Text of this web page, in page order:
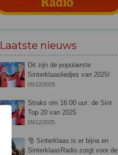
Laatste nieuws
Dit zijn de populairste
Sinterklaasliedjes van 2025!
05/12/2025
Straks om 16:00 uur: de Sint
Top 20 van 2025
05/12/2025
🎅 Sinterklaas is er bijna en
SinterklaasRadio zorgt voor de